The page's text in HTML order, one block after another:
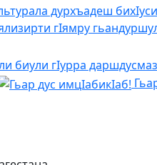
гIямру
биули гIурра